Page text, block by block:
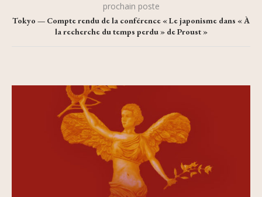
prochain poste
Tokyo — Compte rendu de la conférence « Le japonisme dans « À
la recherche du temps perdu » de Proust »